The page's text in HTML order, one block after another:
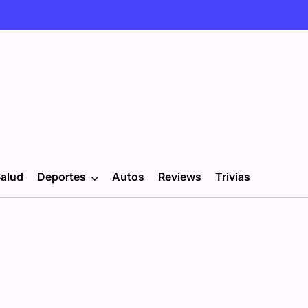
Deportes Autos Reviews Trivias